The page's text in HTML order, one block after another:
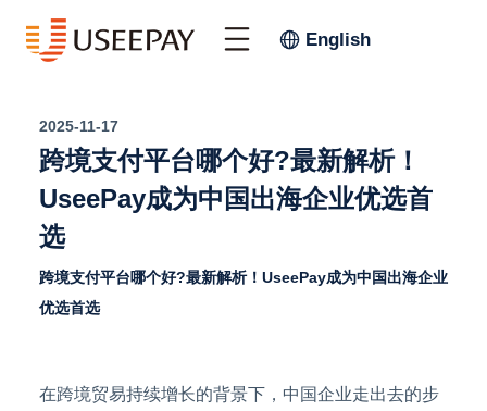
English
2025-11-17
跨境支付平台哪个好?最新解析！
UseePay成为中国出海企业优选首
选
跨境支付平台哪个好?最新解析！UseePay成为中国出海企业
优选首选
在跨境贸易持续增长的背景下，中国企业走出去的步